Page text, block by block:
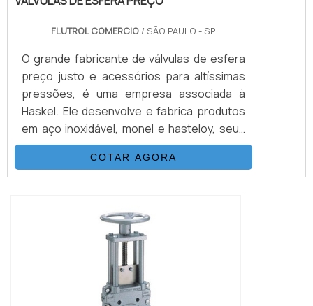
FLUTROL COMERCIO / SÃO PAULO - SP
O grande fabricante de válvulas de esfera
preço justo e acessórios para altíssimas
pressões, é uma empresa associada à
Haskel. Ele desenvolve e fabrica produtos
em aço inoxidável, monel e hasteloy, seus
principais ítens são Válvulas Esfera, Agulha,
Retenção, Tubos Conexões e Niple.
Também fornece equipamentos para sub-
Suas principais aplicações são sistemas
hidráulicos, equipamentos e sistemas para
COTAR AGORA